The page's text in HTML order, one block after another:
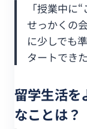
「授業中に
せっかくの
に少しでも
タートでき
留学生活を
なことは？